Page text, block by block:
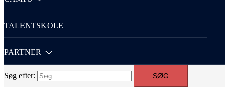
TALENTSKOLE
PARTNER
Søg efter: